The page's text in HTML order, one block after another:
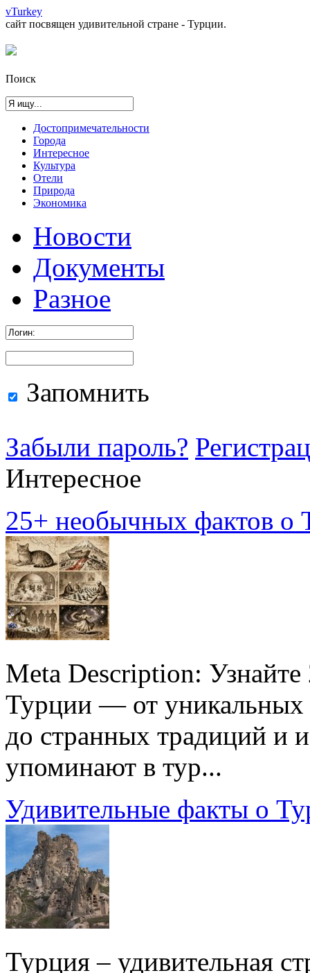
vTurkey
сайт посвящен удивительной стране - Турции.
Поиск
Достопримечательности
Города
Интересное
Культура
Отели
Природа
Экономика
Новости
Документы
Разное
Запомнить
Забыли пароль?
Интересное
25+ необычных фактов о
Meta Description:
Турции — от уникальных
до странных традиций и
упоминают в тур...
Удивительные факты о
Турция – удивительная